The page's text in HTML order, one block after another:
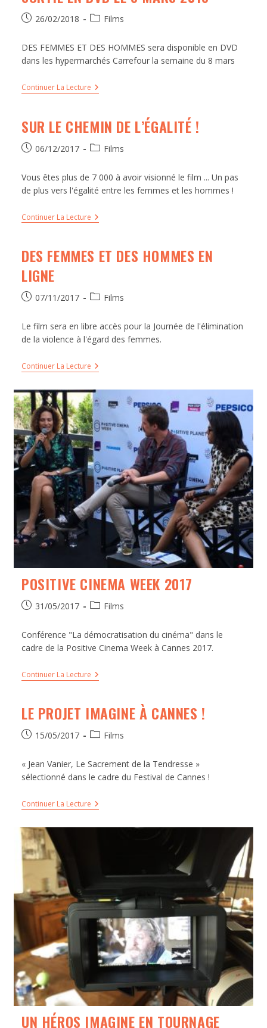
26/02/2018 Films
DES FEMMES ET DES HOMMES sera disponible en DVD
dans les hypermarchés Carrefour la semaine du 8 mars
Continuer La Lecture
SUR LE CHEMIN DE L’ÉGALITÉ !
06/12/2017 Films
Vous êtes plus de 7 000 à avoir visionné le film ... Un pas
de plus vers l'égalité entre les femmes et les hommes !
Continuer La Lecture
DES FEMMES ET DES HOMMES EN
LIGNE
07/11/2017 Films
Le film sera en libre accès pour la Journée de l'élimination
de la violence à l'égard des femmes.
Continuer La Lecture
POSITIVE CINEMA WEEK 2017
31/05/2017 Films
Conférence "La démocratisation du cinéma" dans le
cadre de la Positive Cinema Week à Cannes 2017.
Continuer La Lecture
LE PROJET IMAGINE À CANNES !
15/05/2017 Films
« Jean Vanier, Le Sacrement de la Tendresse »
sélectionné dans le cadre du Festival de Cannes !
Continuer La Lecture
UN HÉROS IMAGINE EN TOURNAGE